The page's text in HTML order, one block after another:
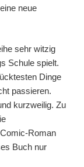
neue
sehr witzig
Schule spielt.
Dinge
passieren.
kurzweilig. Zu
Roman
Buch nur